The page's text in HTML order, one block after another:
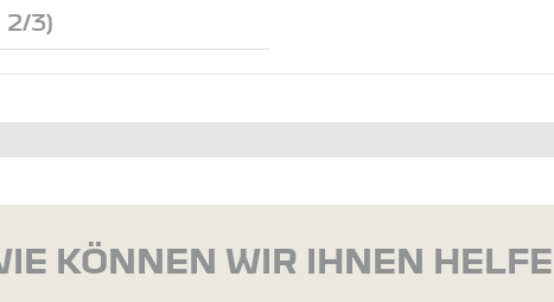
2/3)
KÖNNEN WIR IHNEN